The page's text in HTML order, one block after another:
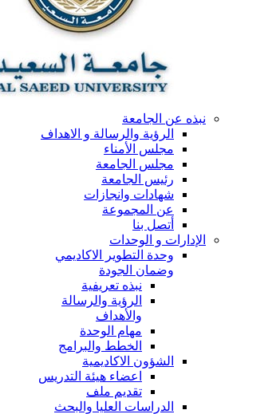
نبذه عن الجامعة
الرؤية والرسالة و الاهداف
مجلس الأمناء
مجلس الجامعة
رئيس الجامعة
شهادات وانجازات
عن المجموعة
أتصل بنا
الإدارات و الوحدات
وحدة التطوير الاكاديمي
وضمان الجودة
نبذه تعريفية
الرؤية والرسالة
والأهداف
مهام الوحدة
الخطط والبرامج
الشؤون الاكاديمية
اعضاء هيئة التدريس
تقديم ملف
الدراسات العليا والبحث